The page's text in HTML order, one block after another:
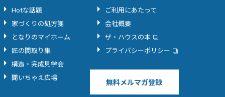
Hotな話題
家づくりの処方箋
となりのマイホーム
匠の間取り集
構造・完成見学会
聞いちゃえ広場
ご利用にあたって
会社概要
ザ・ハウスの本
プライバシーポリシー
無料メルマガ登録